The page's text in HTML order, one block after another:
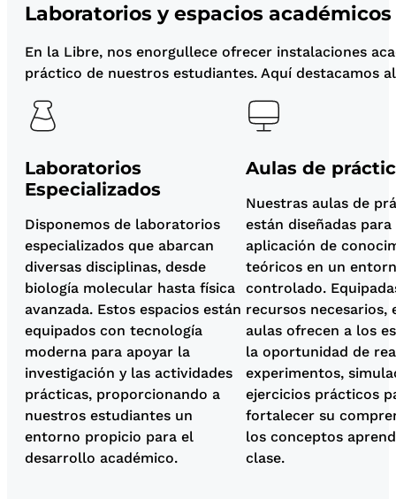
Laboratorios y espacios académicos
En la Libre, nos enorgullece ofrecer instalaciones
práctico de nuestros estudiantes. Aquí destacamos
Laboratorios
Especializados
Disponemos de laboratorios
especializados que abarcan
diversas disciplinas, desde
biología molecular hasta física
avanzada. Estos espacios están
equipados con tecnología
moderna para apoyar la
investigación y las actividades
prácticas, proporcionando a
nuestros estudiantes un
entorno propicio para el
desarrollo académico.
Aulas de
Nuestras aulas de
están diseñadas
aplicación de
teóricos en un
controlado.
recursos necesarios,
aulas ofrecen a los
la oportunidad de
experimentos,
ejercicios prácticos
fortalecer su
los conceptos
clase.